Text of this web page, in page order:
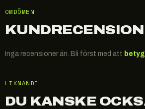
OMDÖMEN
Inga recensioner än. Bli först med att
LIKNANDE
DU KANSKE